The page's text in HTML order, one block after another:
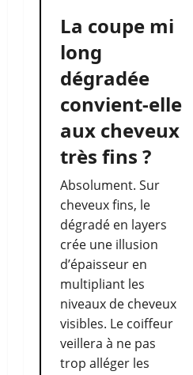
La coupe mi
long
dégradée
convient-elle
aux cheveux
très fins ?
Absolument. Sur
cheveux fins, le
dégradé en layers
crée une illusion
d’épaisseur en
multipliant les
niveaux de cheveux
visibles. Le coiffeur
veillera à ne pas
trop alléger les